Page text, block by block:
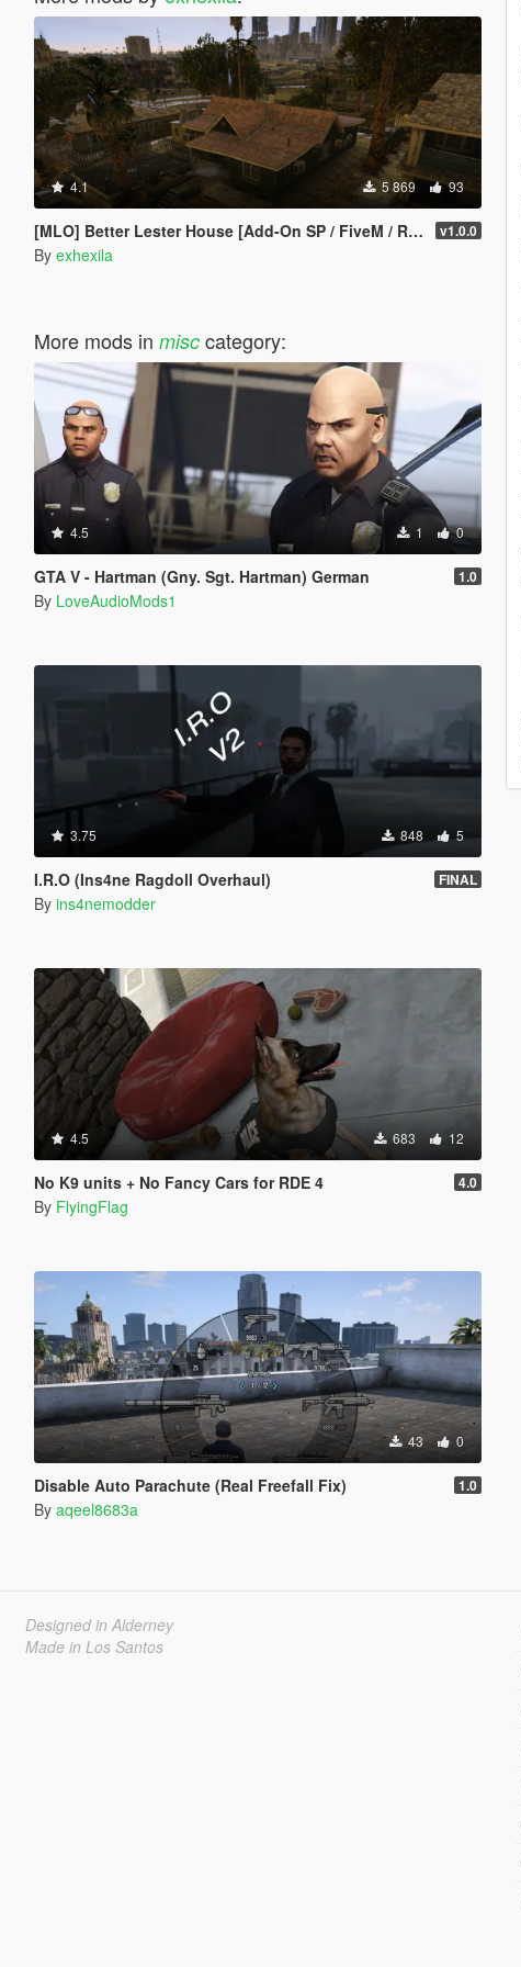
4.1 5 869 93
[MLO] Better Lester House [Add-On SP / FiveM / RAGEMP] v1.0.0
By exhexila
More mods in misccategory:
4.5 1 0
GTA V - Hartman (Gny. Sgt. Hartman) German 1.0
By LoveAudioMods1
3.75 848 5
I.R.O (Ins4ne Ragdoll Overhaul) FINAL
By ins4nemodder
4.5 683 12
No K9 units + No Fancy Cars for RDE 4 4.0
By FlyingFlag
43 0
Disable Auto Parachute (Real Freefall Fix) 1.0
By aqeel8683a
Designed in Alderney
Made in Los Santos